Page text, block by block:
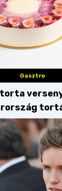
Gasztro
torta